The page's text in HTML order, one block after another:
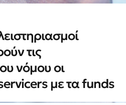
τις
νόμου οι
με τα funds